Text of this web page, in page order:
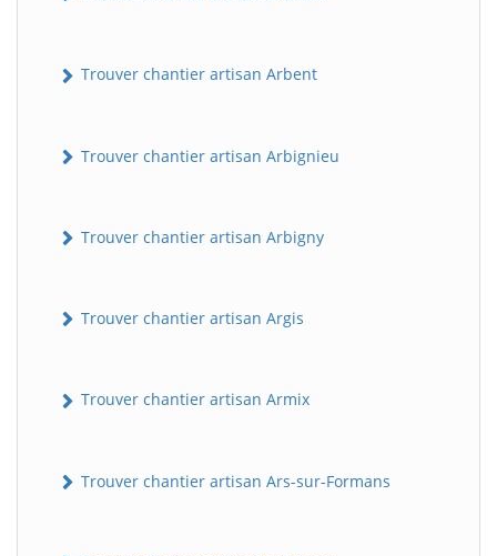
Trouver chantier artisan Arbent
Trouver chantier artisan Arbignieu
Trouver chantier artisan Arbigny
Trouver chantier artisan Argis
Trouver chantier artisan Armix
Trouver chantier artisan Ars-sur-Formans